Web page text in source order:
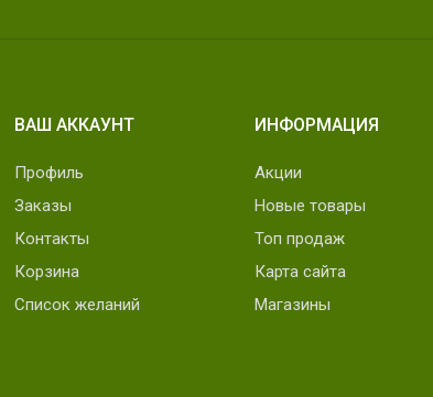
ВАШ АККАУНТ
Профиль
Заказы
Контакты
Корзина
Список желаний
ИНФОРМАЦИЯ
Акции
Новые товары
Топ продаж
Карта сайта
Магазины